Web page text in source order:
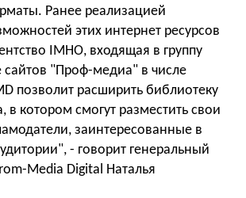
Ранее реализацией
этих интернет ресурсов
IMHO, входящая в группу
"Проф-медиа" в числе
позволит расширить библиотеку
в котором смогут разместить свои
заинтересованные в
- говорит генеральный
Media Digital Наталья